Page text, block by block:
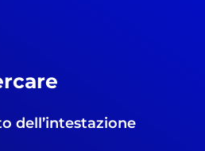
dell’intestazione